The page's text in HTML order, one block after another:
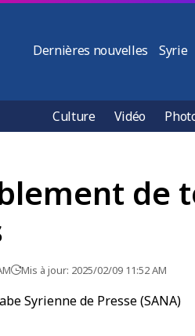
Dernières nouvelles Syrie
Culture Vidéo
de
Mis à jour: 2025/02/09 11:52 AM